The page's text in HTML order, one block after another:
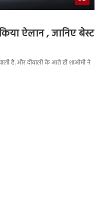
ऐलान , जानिए बेस्ट
है. और दीवाली के आते ही शाओमी ने